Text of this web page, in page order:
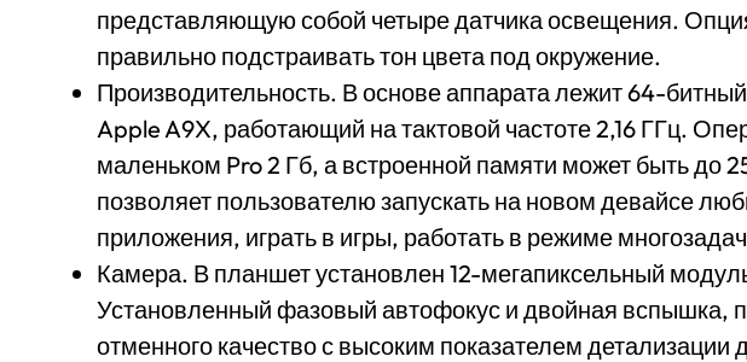
представляющую собой четыре датчика освещения.
правильно подстраивать тон цвета под окружение.
Производительность. В основе аппарата лежит 64-
Apple A9X, работающий на тактовой частоте 2,16 ГГц.
маленьком Pro 2 Гб, а встроенной памяти может быть до
позволяет пользователю запускать на новом девайсе
приложения, играть в игры, работать в режиме
Камера. В планшет установлен 12-мегапиксельный
Установленный фазовый автофокус и двойная вспышка,
отменного качество с высоким показателем детализации